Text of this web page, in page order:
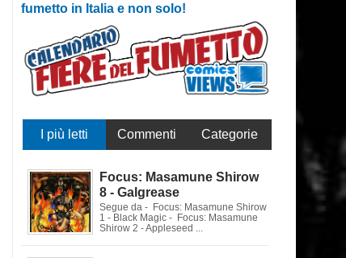
fumetto in Italia e non solo!
I più letti Commenti Categorie
Focus: Masamune Shirow
8 - Galgrease
Segue da - Focus: Masamune Shirow
1 - Black Magic - Focus: Masamune
Shirow 2 - Appleseed ...